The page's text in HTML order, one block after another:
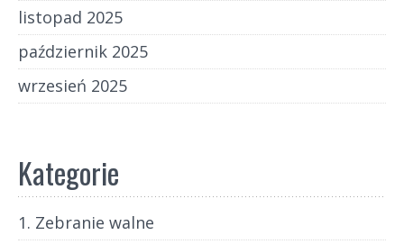
listopad 2025
październik 2025
wrzesień 2025
Kategorie
1. Zebranie walne